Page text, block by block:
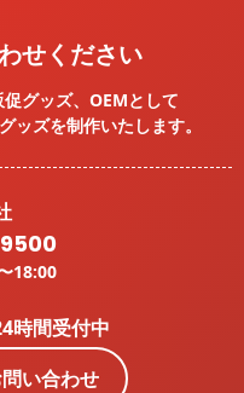
せください
グッズ、OEMとして
ッズを制作いたします。
18:00
時間受付中
い合わせ